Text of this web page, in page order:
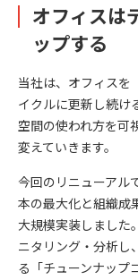
オフィスは
ップする
当社は、オフィスを
イクルに更新し続け
空間の使われ方を可
変えていきます。
今回のリニューアル
本の最大化と組織成
大規模実装しました
ニタリング・分析し
る「チューンナップ